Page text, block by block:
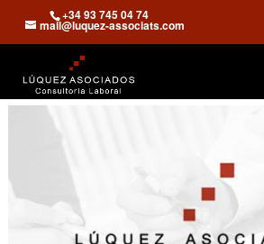
+34 93 745 04 74
mail@luquez-associats.com